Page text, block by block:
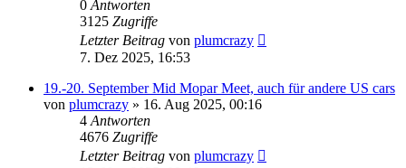
0 Antworten
3125 Zugriffe
Letzter Beitrag von plumcrazy
7. Dez 2025, 16:53
19.-20. September Mid Mopar Meet, auch für andere US cars
von plumcrazy » 16. Aug 2025, 00:16
4 Antworten
4676 Zugriffe
Letzter Beitrag von plumcrazy